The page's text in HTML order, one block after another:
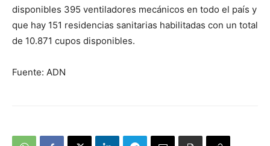
disponibles 395 ventiladores mecánicos en todo el país y
que hay 151 residencias sanitarias habilitadas con un total
de 10.871 cupos disponibles.
Fuente: ADN